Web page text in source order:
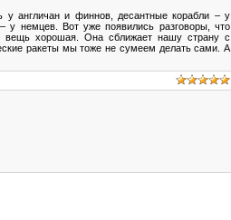
у англичан и финнов, десантные корабли – у
у немцев. Вот уже появились разговоры, что
вещь хорошая. Она сближает нашу страну с
ракеты мы тоже не сумеем делать сами. А